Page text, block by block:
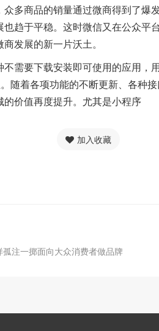
多商品的销量通过微商得到了爆
也趋于平稳。这时微信又在公众
发展的新一片沃土。
要下载安装即可使用的应用，用
随着各项功能的不断更新、各种
价值再度提升。尤其是小程序
加入收藏
注一掷面向大众消费者做品牌